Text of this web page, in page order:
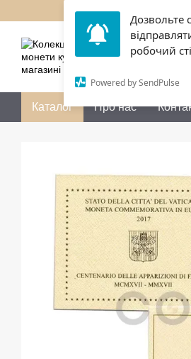
Дозвольте
робочий
Powered by SendPulse
Перейти до основного контенту
Каталог Про нас